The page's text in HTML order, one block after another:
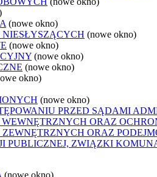
(nowe okno)
(nowe okno)
(nowe okno)
(nowe okno)
(nowe okno)
okno)
(nowe okno)
PRZED SĄDAMI
ORAZ
ZEWNĘTRZNYCH ORAZ
PUBLICZNEJ, ZWIĄZKI
(nowe okno)